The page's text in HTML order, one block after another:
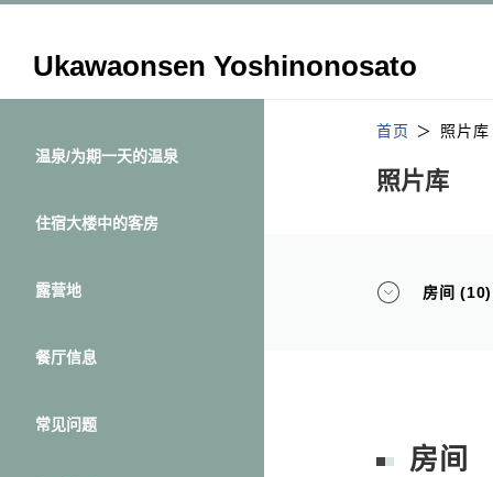
Ukawaonsen Yoshinonosato
温泉/为期一天的温泉
住宿大楼中的客房
露营地
餐厅信息
常见问题
首页 照片库
照片库
房间 (10)
房间